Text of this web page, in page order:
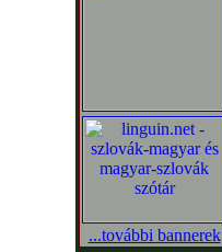
...további bannerek